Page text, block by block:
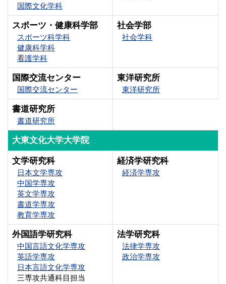
国際文化学科
スポーツ・健康科学部
スポーツ科学科
健康科学科
看護学科
社会学部
社会学科
国際交流センター
国際交流センター
東洋研究所
東洋研究所
書道研究所
書道研究所
大東文化大学大学院
文学研究科
日本文学専攻
中国学専攻
英文学専攻
書道学専攻
教育学専攻
経済学研究科
経済学専攻
外国語学研究科
中国言語文化学専攻
英語学専攻
日本言語文化学専攻
三専攻共通科目担当
法学研究科
法律学専攻
政治学専攻